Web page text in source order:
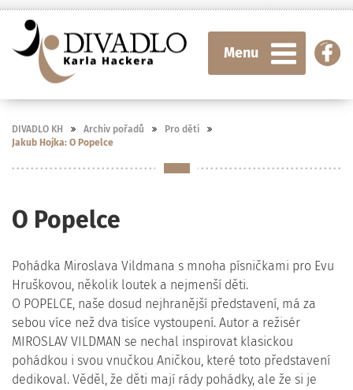
Menu
DIVADLO KH Archiv pořadů
Pro děti
Jakub Hojka: O Popelce
O Popelce
Pohádka Miroslava Vildmana s mnoha písničkami pro Evu
Hruškovou, několik loutek a nejmenší děti.
O POPELCE, naše dosud nejhranější představení, má za
sebou více než dva tisíce vystoupení. Autor a režisér
MIROSLAV VILDMAN se nechal inspirovat klasickou
pohádkou i svou vnučkou Aničkou, které toto představení
dedikoval. Věděl, že děti mají rády pohádky, ale že si je